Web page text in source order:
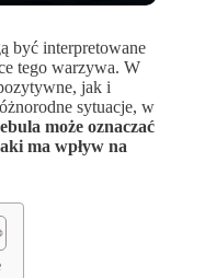
być interpretowane
tego warzywa. W
jak i
sytuacje, w
może oznaczać
ma wpływ na